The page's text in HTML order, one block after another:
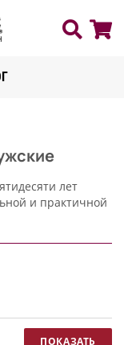
лет
и практичной